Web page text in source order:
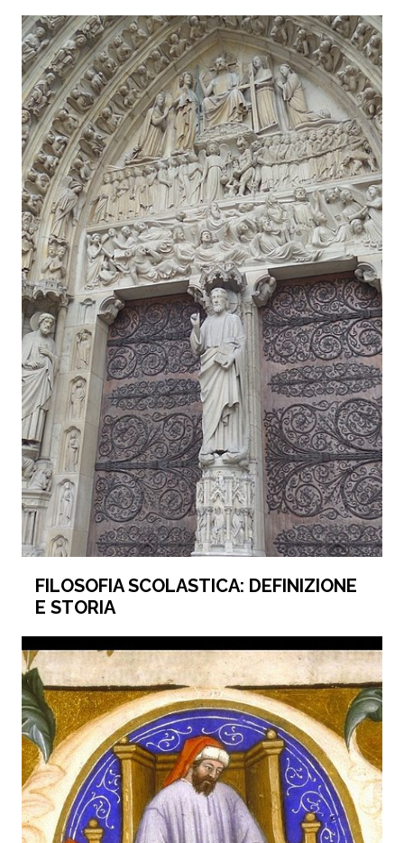
FILOSOFIA SCOLASTICA: DEFINIZIONE
E STORIA